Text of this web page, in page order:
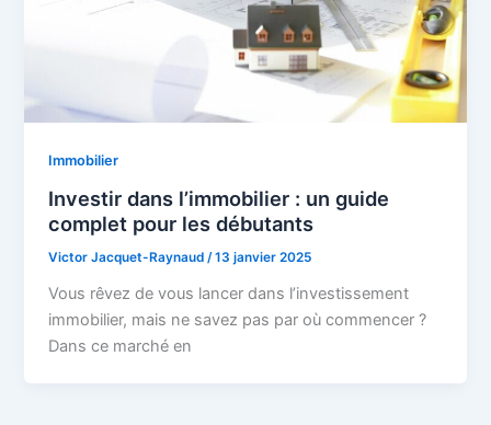
Immobilier
Investir dans l’immobilier : un guide
complet pour les débutants
Victor Jacquet-Raynaud/13 janvier 2025
Vous rêvez de vous lancer dans l’investissement
immobilier, mais ne savez pas par où commencer ?
Dans ce marché en